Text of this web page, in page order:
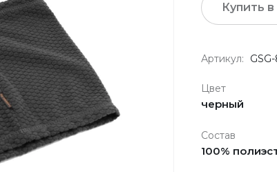
Купить
Артикул:
Цвет
черный
Состав
100%